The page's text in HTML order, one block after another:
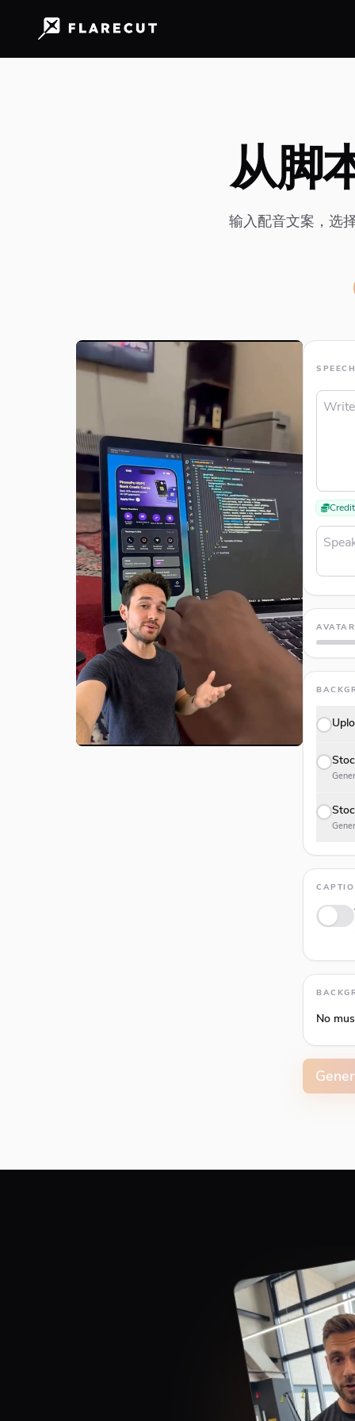
从脚
输入配音文案，选
AVATAR
No